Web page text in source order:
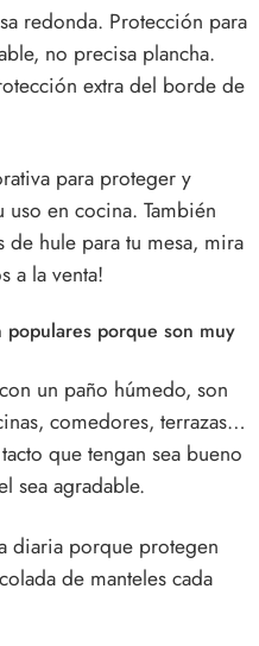
redonda. Protección para
no precisa plancha.
extra del borde de
para proteger y
en cocina. También
de hule para tu mesa, mira
a la venta!
populares porque son muy
un paño húmedo, son
comedores, terrazas…
que tengan sea bueno
sea agradable.
diaria porque protegen
de manteles cada